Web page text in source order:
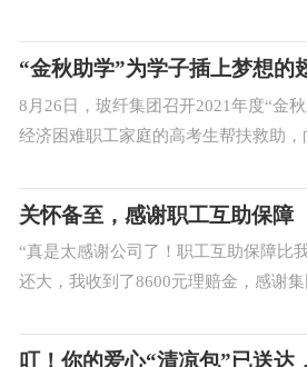
记、工会主席张善俊及相关科室负责
“金秋助学”为学子插上梦想的
8月26日，玻纤集团召开2021年度“金
经济困难职工家庭的高考生帮扶救助，
并进行座谈交流。该公司党委副书记
部门负责人以及来自公司各个岗位
关怀备至，感谢职工互助保障
“真是太感谢公司了！职工互助保障比
还大，我收到了8600元理赔金，感谢
买‘职工互助保险’，减轻了我的家庭
集团公司这个大家庭的温暖。”玻纤
叮！你的爱心“清凉包”已送达